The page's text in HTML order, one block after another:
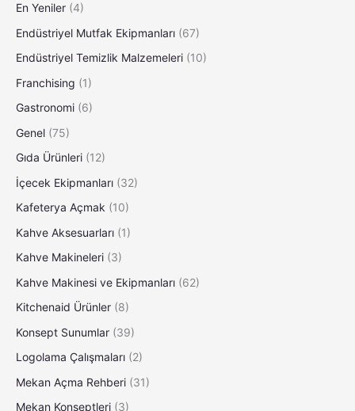
En Yeniler (4)
Endüstriyel Mutfak Ekipmanları (67)
Endüstriyel Temizlik Malzemeleri (10)
Franchising (1)
Gastronomi (6)
Genel (75)
Gıda Ürünleri (12)
İçecek Ekipmanları (32)
Kafeterya Açmak (10)
Kahve Aksesuarları (1)
Kahve Makineleri (3)
Kahve Makinesi ve Ekipmanları (62)
Kitchenaid Ürünler (8)
Konsept Sunumlar (39)
Logolama Çalışmaları (2)
Mekan Açma Rehberi (31)
Mekan Konseptleri (3)